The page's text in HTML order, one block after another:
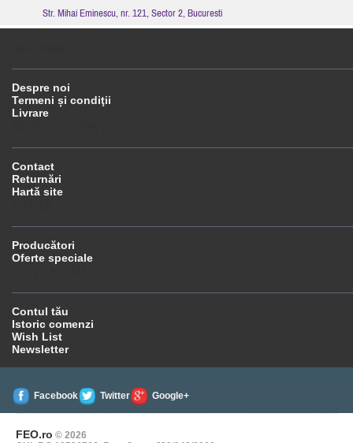
Str. Mihai Eminescu, nr. 121, Sector 2, Bucuresti
Despre noi
Termeni și condiţii
Livrare
Contact
Returnări
Hartă site
Producători
Oferte speciale
Contul tău
Istoric comenzi
Wish List
Newsletter
Facebook Twitter Google+
FEO.ro © 2026